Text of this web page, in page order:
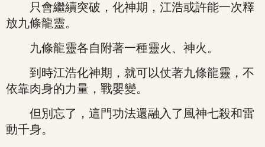
只會繼續突破，化神期，江浩或許能一次釋
放九條龍靈。
九條龍靈各自附著一種靈火、神火。
到時江浩化神期，就可以仗著九條龍靈，不
依靠肉身的力量，戰嬰變。
但別忘了，這門功法還融入了風神七殺和雷
動千身。